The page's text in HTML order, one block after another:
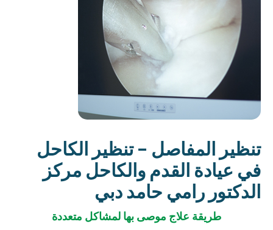
تنظير المفاصل – تنظير الكاحل
في عيادة القدم والكاحل مركز
الدكتور رامي حامد دبي
طريقة علاج موصى بها لمشاكل متعددة